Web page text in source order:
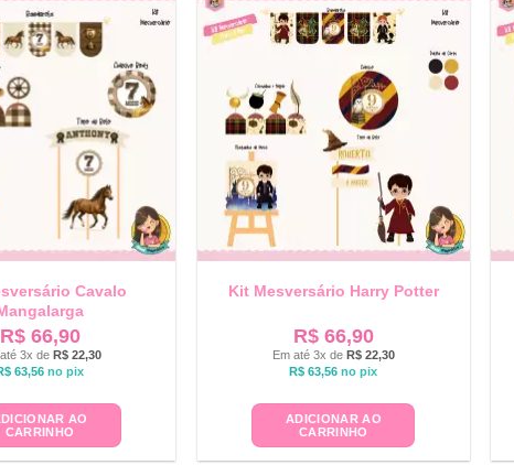
Cavalo
R$66,90
3x de R$22,30
63,56 no pix
AO
CARRINHO
Kit Mesversário Harry Potter
R$66,90
Em até 3x de R$22,30
R$ 63,56 no pix
ADICIONAR AO
CARRINHO